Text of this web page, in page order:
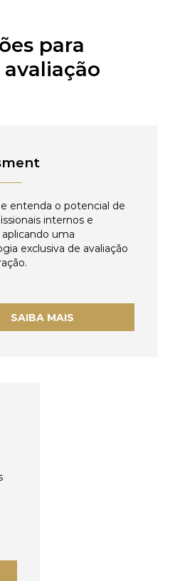
para
entenda o potencial de
internos e
uma
exclusiva de avaliação
SAIBA MAIS